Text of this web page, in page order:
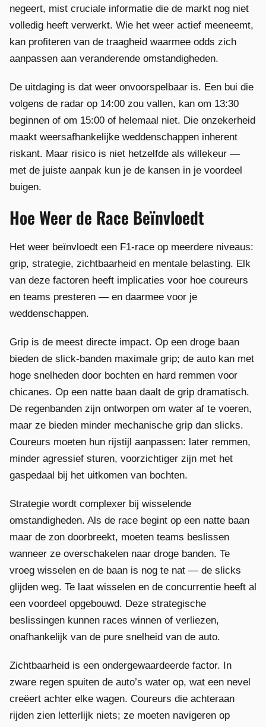
negeert, mist cruciale informatie die de markt nog niet
volledig heeft verwerkt. Wie het weer actief meeneemt,
kan profiteren van de traagheid waarmee odds zich
aanpassen aan veranderende omstandigheden.
De uitdaging is dat weer onvoorspelbaar is. Een bui die
volgens de radar op 14:00 zou vallen, kan om 13:30
beginnen of om 15:00 of helemaal niet. Die onzekerheid
maakt weersafhankelijke weddenschappen inherent
riskant. Maar risico is niet hetzelfde als willekeur —
met de juiste aanpak kun je de kansen in je voordeel
buigen.
Hoe Weer de Race Beïnvloedt
Het weer beïnvloedt een F1-race op meerdere niveaus:
grip, strategie, zichtbaarheid en mentale belasting. Elk
van deze factoren heeft implicaties voor hoe coureurs
en teams presteren — en daarmee voor je
weddenschappen.
Grip is de meest directe impact. Op een droge baan
bieden de slick-banden maximale grip; de auto kan met
hoge snelheden door bochten en hard remmen voor
chicanes. Op een natte baan daalt de grip dramatisch.
De regenbanden zijn ontworpen om water af te voeren,
maar ze bieden minder mechanische grip dan slicks.
Coureurs moeten hun rijstijl aanpassen: later remmen,
minder agressief sturen, voorzichtiger zijn met het
gaspedaal bij het uitkomen van bochten.
Strategie wordt complexer bij wisselende
omstandigheden. Als de race begint op een natte baan
maar de zon doorbreekt, moeten teams beslissen
wanneer ze overschakelen naar droge banden. Te
vroeg wisselen en de baan is nog te nat — de slicks
glijden weg. Te laat wisselen en de concurrentie heeft al
een voordeel opgebouwd. Deze strategische
beslissingen kunnen races winnen of verliezen,
onafhankelijk van de pure snelheid van de auto.
Zichtbaarheid is een ondergewaardeerde factor. In
zware regen spuiten de auto’s water op, wat een nevel
creëert achter elke wagen. Coureurs die achteraan
rijden zien letterlijk niets; ze moeten navigeren op